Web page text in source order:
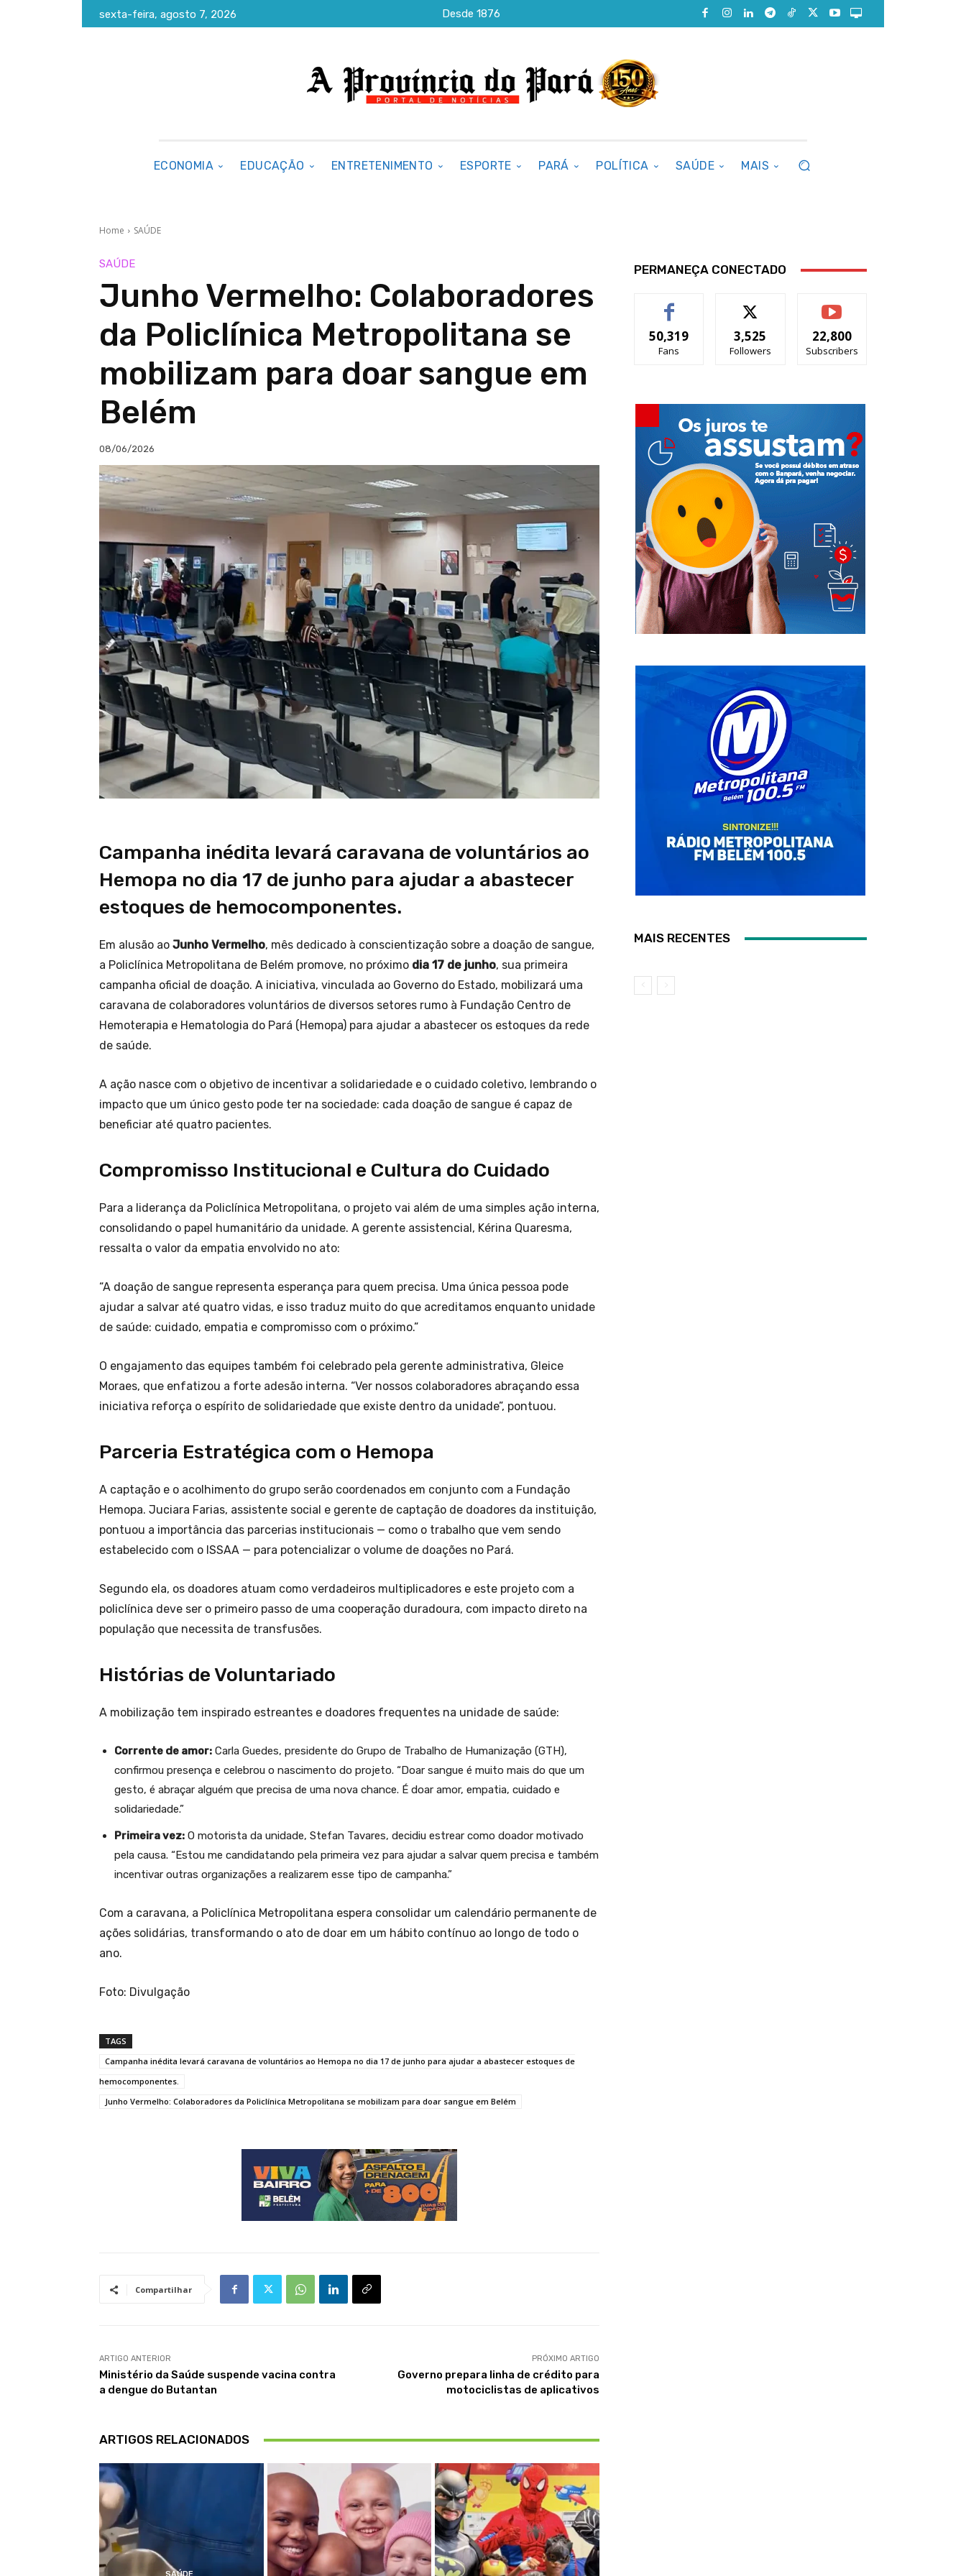
sexta-feira, agosto 7, 2026 Desde 1876
ECONOMIA EDUCAÇÃO ENTRETENIMENTO ESPORTE PARÁ POLÍTICA SAÚDE MAIS
Home SAÚDE
SAÚDE
Junho Vermelho: Colaboradores
da Policlínica Metropolitana se
mobilizam para doar sangue em
Belém
08/06/2026
Campanha inédita levará caravana de voluntários ao
Hemopa no dia 17 de junho para ajudar a abastecer
estoques de hemocomponentes.
Em alusão ao Junho Vermelho, mês dedicado à conscientização sobre a doação de sangue,
a Policlínica Metropolitana de Belém promove, no próximo dia 17 de junho, sua primeira
campanha oficial de doação. A iniciativa, vinculada ao Governo do Estado, mobilizará uma
caravana de colaboradores voluntários de diversos setores rumo à Fundação Centro de
Hemoterapia e Hematologia do Pará (Hemopa) para ajudar a abastecer os estoques da rede
de saúde.
A ação nasce com o objetivo de incentivar a solidariedade e o cuidado coletivo, lembrando o
impacto que um único gesto pode ter na sociedade: cada doação de sangue é capaz de
beneficiar até quatro pacientes.
Compromisso Institucional e Cultura do Cuidado
Para a liderança da Policlínica Metropolitana, o projeto vai além de uma simples ação interna,
consolidando o papel humanitário da unidade. A gerente assistencial, Kérina Quaresma,
ressalta o valor da empatia envolvido no ato:
“A doação de sangue representa esperança para quem precisa. Uma única pessoa pode
ajudar a salvar até quatro vidas, e isso traduz muito do que acreditamos enquanto unidade
de saúde: cuidado, empatia e compromisso com o próximo.”
O engajamento das equipes também foi celebrado pela gerente administrativa, Gleice
Moraes, que enfatizou a forte adesão interna. “Ver nossos colaboradores abraçando essa
iniciativa reforça o espírito de solidariedade que existe dentro da unidade”, pontuou.
Parceria Estratégica com o Hemopa
A captação e o acolhimento do grupo serão coordenados em conjunto com a Fundação
Hemopa. Juciara Farias, assistente social e gerente de captação de doadores da instituição,
pontuou a importância das parcerias institucionais — como o trabalho que vem sendo
estabelecido com o ISSAA — para potencializar o volume de doações no Pará.
Segundo ela, os doadores atuam como verdadeiros multiplicadores e este projeto com a
policlínica deve ser o primeiro passo de uma cooperação duradoura, com impacto direto na
população que necessita de transfusões.
Histórias de Voluntariado
A mobilização tem inspirado estreantes e doadores frequentes na unidade de saúde:
Corrente de amor: Carla Guedes, presidente do Grupo de Trabalho de Humanização (GTH),
confirmou presença e celebrou o nascimento do projeto. “Doar sangue é muito mais do que um
gesto, é abraçar alguém que precisa de uma nova chance. É doar amor, empatia, cuidado e
solidariedade.”
Primeira vez: O motorista da unidade, Stefan Tavares, decidiu estrear como doador motivado
pela causa. “Estou me candidatando pela primeira vez para ajudar a salvar quem precisa e também
incentivar outras organizações a realizarem esse tipo de campanha.”
Com a caravana, a Policlínica Metropolitana espera consolidar um calendário permanente de
ações solidárias, transformando o ato de doar em um hábito contínuo ao longo de todo o
ano.
Foto: Divulgação
TAGS
Campanha inédita levará caravana de voluntários ao Hemopa no dia 17 de junho para ajudar a abastecer estoques de
hemocomponentes.
Junho Vermelho: Colaboradores da Policlínica Metropolitana se mobilizam para doar sangue em Belém
Compartilhar
ARTIGO ANTERIOR
Ministério da Saúde suspende vacina contra
a dengue do Butantan
PRÓXIMO ARTIGO
Governo prepara linha de crédito para
motociclistas de aplicativos
ARTIGOS RELACIONADOS
SAÚDE
PERMANEÇA CONECTADO
50,319
Fans
3,525
Followers
22,800
Subscribers
MAIS RECENTES